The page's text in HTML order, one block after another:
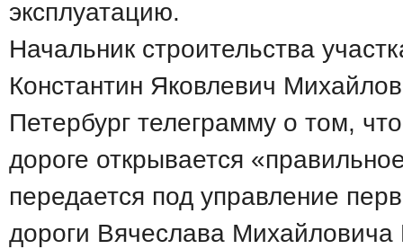
эксплуатацию.
Начальник строительства
Константин Яковлевич
Петербург телеграмму о том,
дороге открывается
передается под управление
дороги Вячеслава Михайловича